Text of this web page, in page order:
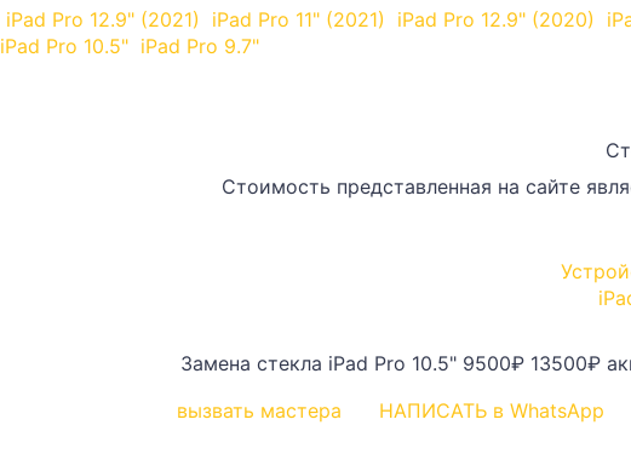
iPad Pro 12.9" (2021) iPad Pro 11" (2021) iPad Pro 12.9" (2020)
iPad Pro 10.5" iPad Pro 9.7"
Стоимость представленная на сайте
Замена стекла iPad Pro 10.5" 9500₽ 13500₽
вызвать мастера
НАПИСАТЬ в WhatsApp